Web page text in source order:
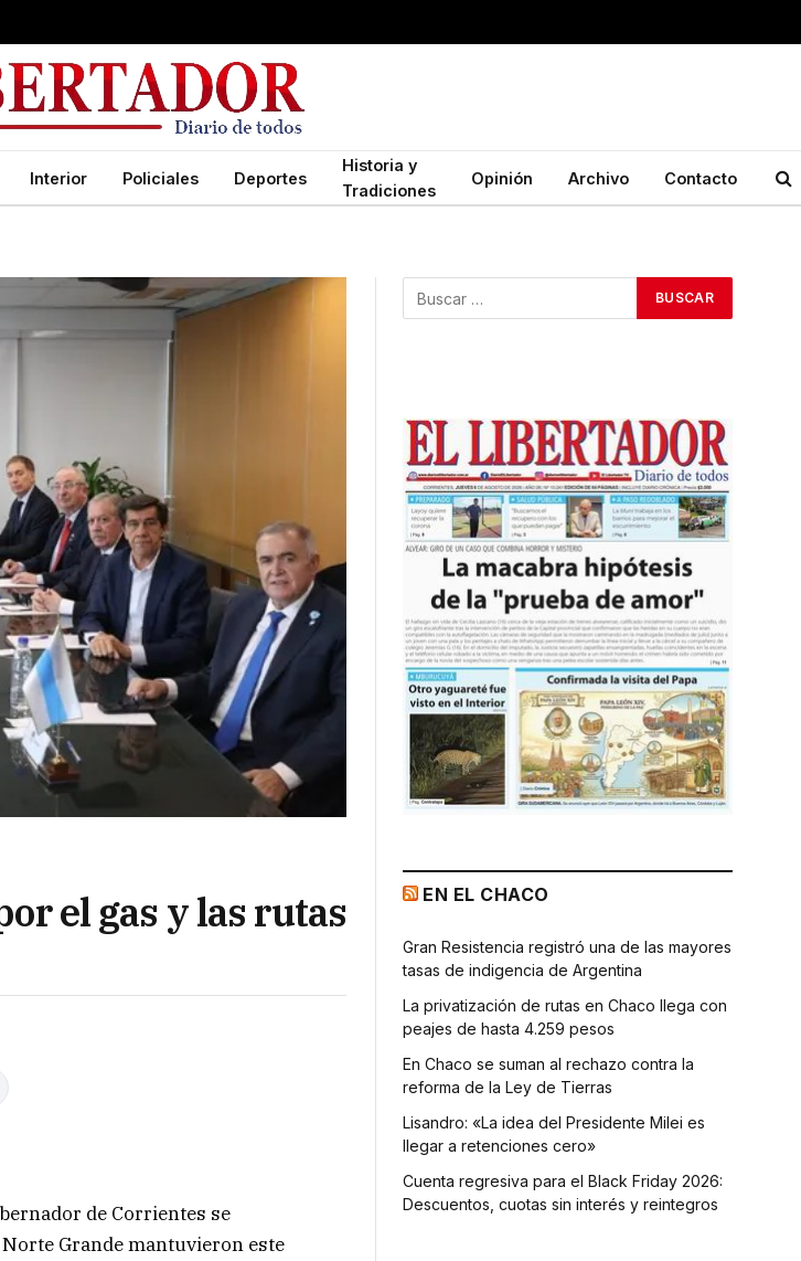
Interior Policiales Deportes
Historia y
Tradiciones
Opinión Archivo Contacto
el gas y las rutas
de Corrientes se
Grande mantuvieron este
EN EL CHACO
Gran Resistencia registró una de las mayores
tasas de indigencia de Argentina
La privatización de rutas en Chaco llega con
peajes de hasta 4.259 pesos
En Chaco se suman al rechazo contra la
reforma de la Ley de Tierras
Lisandro: «La idea del Presidente Milei es
llegar a retenciones cero»
Cuenta regresiva para el Black Friday 2026:
Descuentos, cuotas sin interés y reintegros